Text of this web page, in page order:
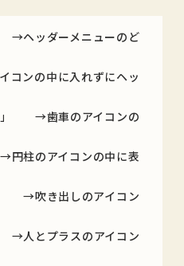
ッダーメニューのど
の中に入れずにヘッ
」 →歯車のアイコンの
柱のアイコンの中に表
→吹き出しのアイコン
人とプラスのアイコン